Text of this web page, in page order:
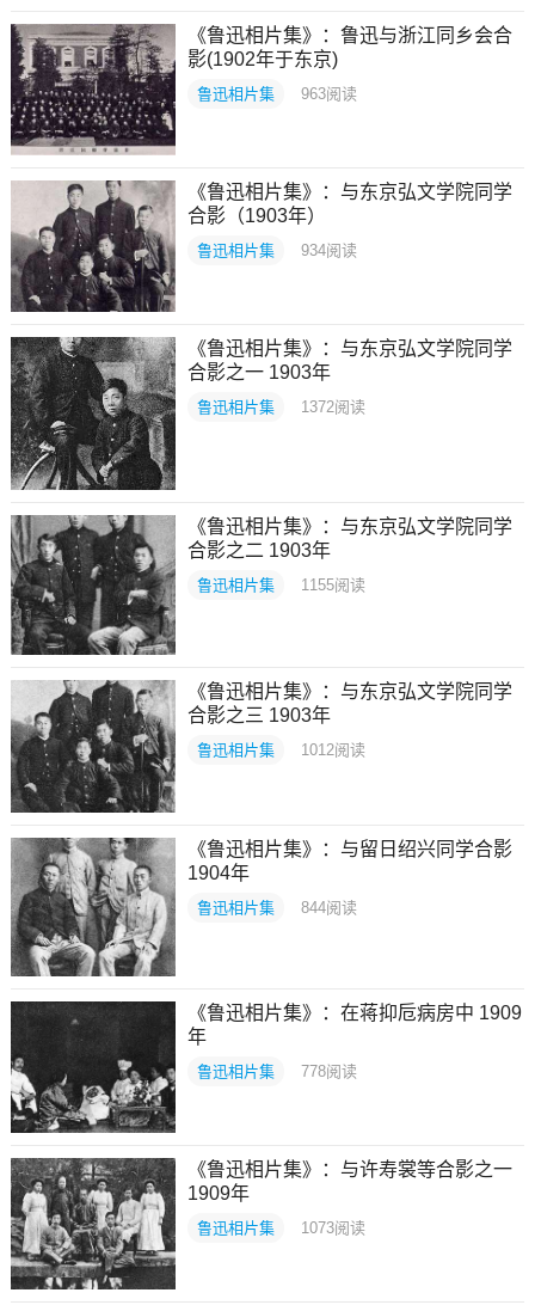
《鲁迅相片集》：鲁迅与浙江同乡会合
影(1902年于东京)
鲁迅相片集 963阅读
《鲁迅相片集》：与东京弘文学院同学
合影（1903年）
鲁迅相片集 934阅读
《鲁迅相片集》：与东京弘文学院同学
合影之一 1903年
鲁迅相片集 1372阅读
《鲁迅相片集》：与东京弘文学院同学
合影之二 1903年
鲁迅相片集 1155阅读
《鲁迅相片集》：与东京弘文学院同学
合影之三 1903年
鲁迅相片集 1012阅读
《鲁迅相片集》：与留日绍兴同学合影
1904年
鲁迅相片集 844阅读
《鲁迅相片集》：在蒋抑卮病房中 1909
年
鲁迅相片集 778阅读
《鲁迅相片集》：与许寿裳等合影之一
1909年
鲁迅相片集 1073阅读